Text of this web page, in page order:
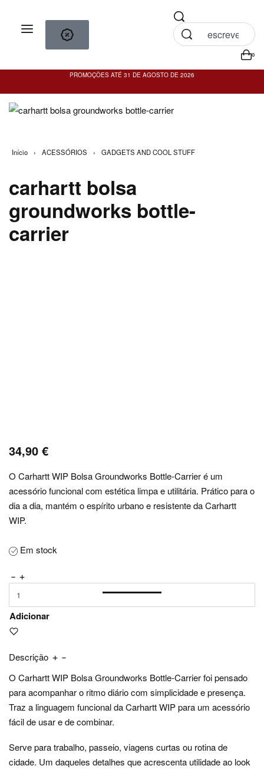
0
PROMOÇÕES ATÉ 31 DE AGOSTO DE 2026
Início › ACESSÓRIOS › GADGETS AND COOL STUFF
carhartt bolsa
groundworks bottle-
carrier
34,90 €
O Carhartt WIP Bolsa Groundworks Bottle-Carrier é um
acessório funcional com estética limpa e utilitária. Prático para o
dia a dia, mantém o espírito urbano e resistente da Carhartt
WIP.
Em stock
Adicionar
Descrição
O Carhartt WIP Bolsa Groundworks Bottle-Carrier foi pensado
para acompanhar o ritmo diário com simplicidade e presença.
Traz a linguagem funcional da Carhartt WIP para um acessório
fácil de usar e de combinar.
Serve para trabalho, passeio, viagens curtas ou rotina de
cidade. Um daqueles detalhes que acrescenta utilidade ao look